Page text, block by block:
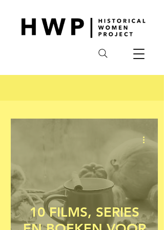
10 FILMS, SERIES